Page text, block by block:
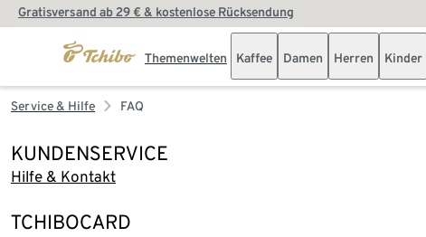
Gratisversand ab 29 € & kostenlose Rücksendung
Themenwelten Kaffee Damen Herren Kinder
Service & Hilfe FAQ
KUNDENSERVICE
Hilfe & Kontakt
TCHIBOCARD